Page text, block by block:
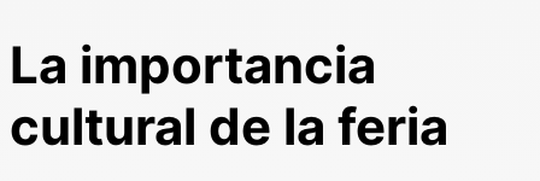
La importancia
cultural de la feria